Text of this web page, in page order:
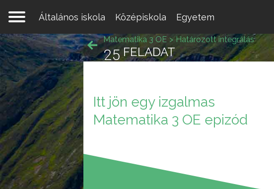
Általános iskola
Középiskola Egyetem
Matematika 3 OE Határozott integrálás
FELADAT
25
Itt jön egy izgalmas
Matematika 3 OE epizód
Egy
matek